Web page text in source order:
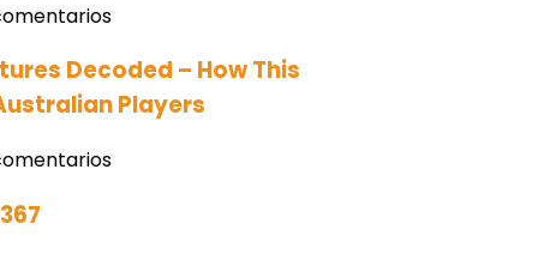
Decoded – How This
Players